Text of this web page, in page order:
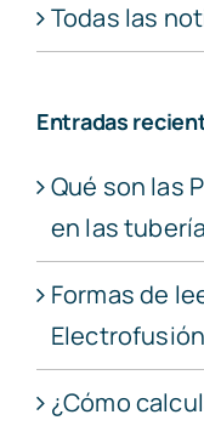
Todas las
Entradas
Qué son las
en las
Formas de
¿Cómo